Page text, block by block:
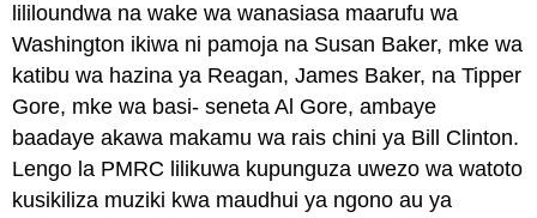
lililoundwa na wake wa wanasiasa maarufu wa
Washington ikiwa ni pamoja na Susan Baker, mke wa
katibu wa hazina ya Reagan, James Baker, na Tipper
Gore, mke wa basi- seneta Al Gore, ambaye
baadaye akawa makamu wa rais chini ya Bill Clinton.
Lengo la PMRC lilikuwa kupunguza uwezo wa watoto
kusikiliza muziki kwa maudhui ya ngono au ya